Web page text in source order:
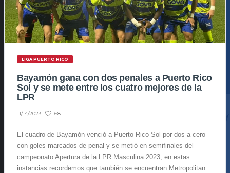
LIGA PUERTO RICO
Bayamón gana con dos penales a Puerto Rico
Sol y se mete entre los cuatro mejores de la
LPR
11/14/2023 68
El cuadro de Bayamón venció a Puerto Rico Sol por dos a cero
con goles marcados de penal y se metió en semifinales del
campeonato Apertura de la LPR Masculina 2023, en estas
instancias recordemos que también se encuentran Metropolitan